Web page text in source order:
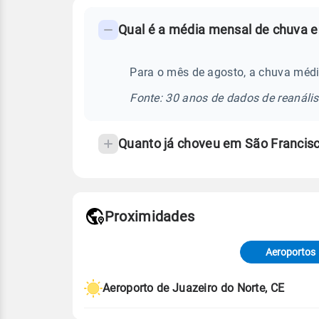
frequentes
temperatura
Qual é a média mensal de chuva
Para o mês de agosto, a chuva
Fonte: 30 anos de dados de
Quanto já choveu em São
de Tempo e Estudos Climáticos
Proximidades
Aeroportos
Aeroporto de Juazeiro do Norte, CE